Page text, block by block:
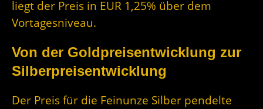
liegt der Preis in EUR 1,25% über dem
Vortagesniveau.
Von der Goldpreisentwicklung zur
Silberpreisentwicklung
Der Preis für die Feinunze Silber pendelte